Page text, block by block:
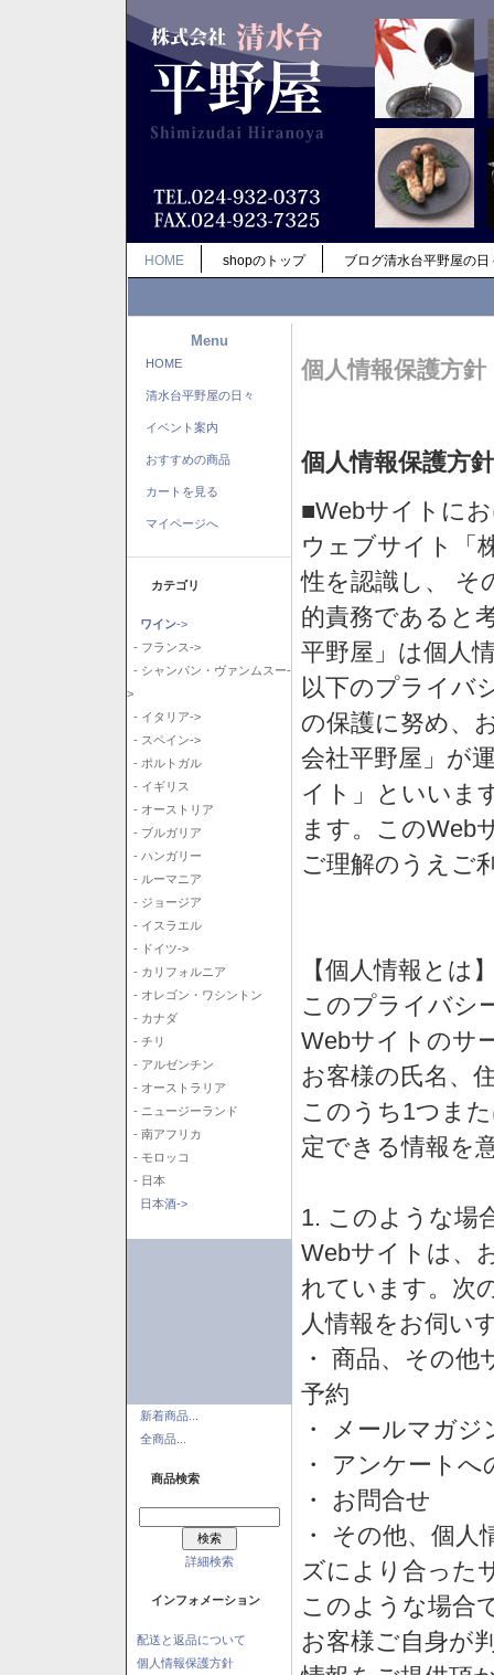
HOME shopのトップ ブログ清水台平野屋の日
Menu
HOME
清水台平野屋の日々
イベント案内
おすすめの商品
カートを見る
マイページへ
カテゴリ
ワイン->
- フランス->
- シャンパン・ヴァンムスー-
>
- イタリア->
- スペイン->
- ポルトガル
- イギリス
- オーストリア
- ブルガリア
- ハンガリー
- ルーマニア
- ジョージア
- イスラエル
- ドイツ->
- カリフォルニア
- オレゴン・ワシントン
- カナダ
- チリ
- アルゼンチン
- オーストラリア
- ニュージーランド
- 南アフリカ
- モロッコ
- 日本
日本酒->
新着商品...
全商品...
商品検索
詳細検索
インフォメーション
配送と返品について
個人情報保護方針
個人情報保護方針
個人情報保護方針
■Webサイトに
ウェブサイト「
性を認識し、 そ
的責務であると
平野屋」は個人
以下のプライバ
の保護に努め、
会社平野屋」が
イト」といいま
ます。このWeb
ご理解のうえご
【個人情報とは
このプライバシ
Webサイトのサ
お客様の氏名、
このうち1つま
定できる情報を
1. このような場
Webサイトは、
れています。次
人情報をお伺い
・ 商品、その
予約
・ メールマガ
・ アンケートへ
・ お問合せ
・ その他、個
ズにより合った
このような場合
お客様ご自身が